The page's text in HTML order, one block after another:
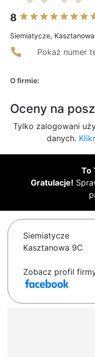
8
Siemiatycze,
Pokaż numer
O firmie:
Oceny na
Tylko zalogowani
danych.
To
Gratulacje!
Siemiatycze
Kasztanowa 9C
Zobacz profil